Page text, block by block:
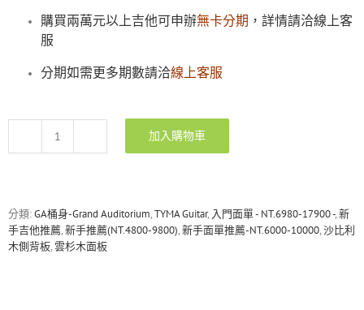
購買兩萬元以上吉他可申辦無卡分期 ，詳情請洽線上客
服
分期如需更多期數請洽線上客服
TYMA
雲
杉
木
面
加入購物車
分類:GA桶身-Grand Auditorium,TYMA Guitar, 入門面單 - NT.6980-17900 -,新
手吉他推薦,新手推薦(NT.4800-9800),新手面單推薦-NT.6000-10000,沙比利
木側背板,雲杉木面板